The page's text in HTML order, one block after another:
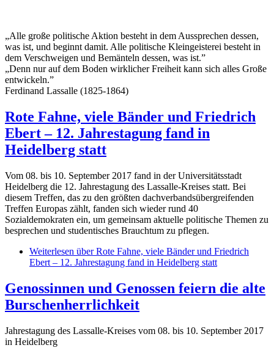
„Alle große politische Aktion besteht in dem Aussprechen dessen,
was ist, und beginnt damit. Alle politische Kleingeisterei besteht in
dem Verschweigen und Bemänteln dessen, was ist.”
„Denn nur auf dem Boden wirklicher Freiheit kann sich alles Große
entwickeln.”
Ferdinand Lassalle (1825-1864)
Rote Fahne, viele Bänder und Friedrich
Ebert – 12. Jahrestagung fand in
Heidelberg statt
Vom 08. bis 10. September 2017 fand in der Universitätsstadt
Heidelberg die 12. Jahrestagung des Lassalle-Kreises statt. Bei
diesem Treffen, das zu den größten dachverbandsübergreifenden
Treffen Europas zählt, fanden sich wieder rund 40
Sozialdemokraten ein, um gemeinsam aktuelle politische Themen zu
besprechen und studentisches Brauchtum zu pflegen.
Weiterlesen über Rote Fahne, viele Bänder und Friedrich
Ebert – 12. Jahrestagung fand in Heidelberg statt
Genossinnen und Genossen feiern die alte
Burschenherrlichkeit
Jahrestagung des Lassalle-Kreises vom 08. bis 10. September 2017
in Heidelberg